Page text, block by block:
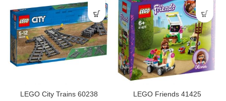
LEGO City Trains 60238 LEGO Friends 41425